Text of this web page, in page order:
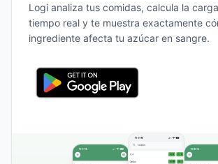
Logi analiza tus comidas, calcula la
tiempo real y te muestra exactamente
ingrediente afecta tu azúcar en sangre.